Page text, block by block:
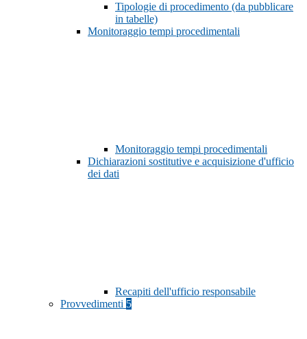
Tipologie di procedimento (da pubblicare
in tabelle)
Monitoraggio tempi procedimentali
Monitoraggio tempi procedimentali
Dichiarazioni sostitutive e acquisizione d'ufficio
dei dati
Recapiti dell'ufficio responsabile
Provvedimenti 5